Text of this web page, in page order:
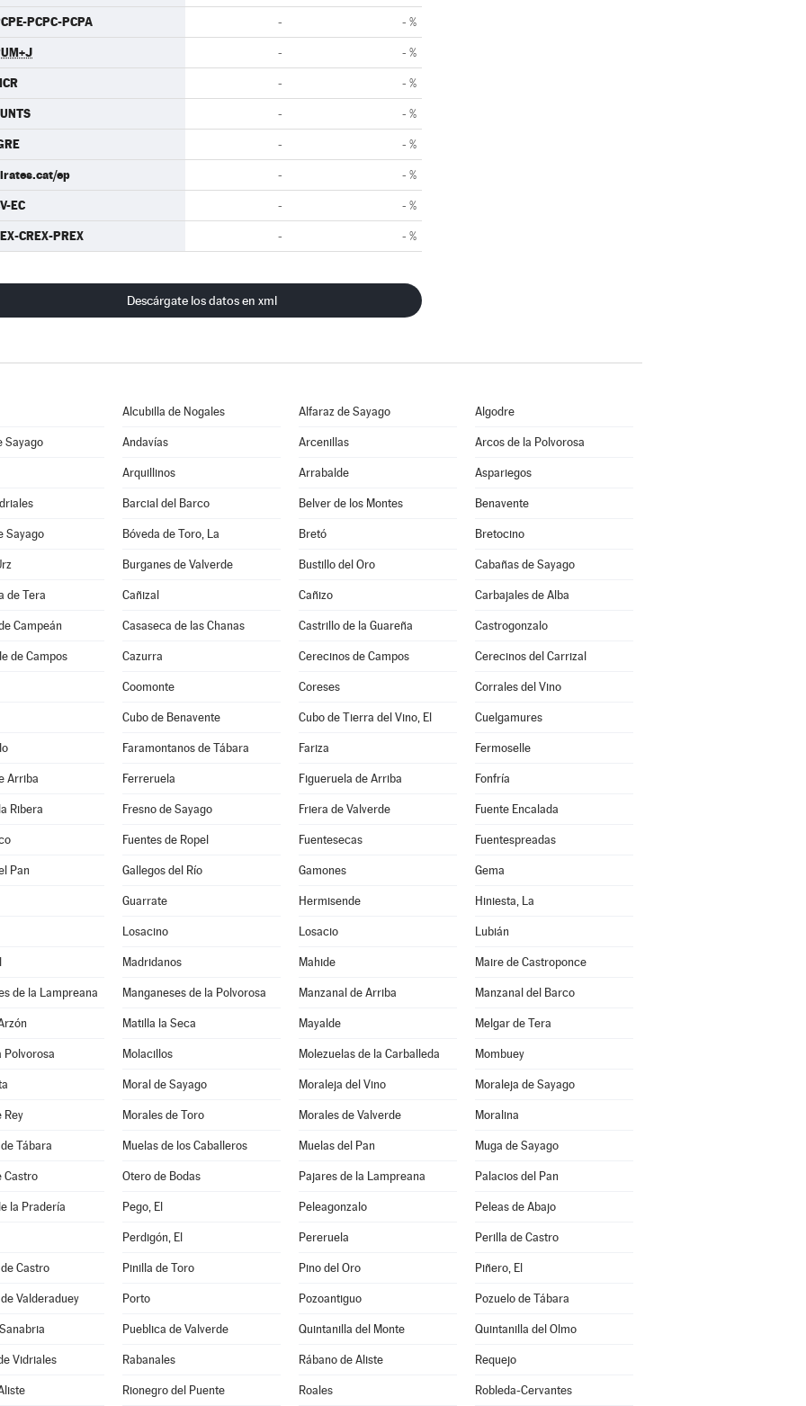
PCPC-PCPA - - %
- - %
- - %
- - %
- - %
ep - - %
EC - - %
CREX-PREX - - %
Descárgate los datos en xml
Alcubilla de Nogales Alfaraz de Sayago Algodre
Sayago Andavías Arcenillas Arcos de la Polvorosa
Arquillinos Arrabalde Aspariegos
Barcial del Barco Belver de los Montes Benavente
Sayago Bóveda de Toro, La Bretó Bretocino
Burganes de Valverde Bustillo del Oro Cabañas de Sayago
de Tera Cañizal Cañizo Carbajales de Alba
Campeán Casaseca de las Chanas Castrillo de la Guareña Castrogonzalo
de Campos Cazurra Cerecinos de Campos Cerecinos del Carrizal
Coomonte Coreses Corrales del Vino
Cubo de Benavente Cubo de Tierra del Vino, El Cuelgamures
Faramontanos de Tábara Fariza Fermoselle
Arriba Ferreruela Figueruela de Arriba Fonfría
Ribera Fresno de Sayago Friera de Valverde Fuente Encalada
Fuentes de Ropel Fuentesecas Fuentespreadas
Pan Gallegos del Río Gamones Gema
Guarrate Hermisende Hiniesta, La
Losacino Losacio Lubián
Madridanos Mahide Maire de Castroponce
de la Lampreana Manganeses de la Polvorosa Manzanal de Arriba Manzanal del Barco
Matilla la Seca Mayalde Melgar de Tera
Polvorosa Molacillos Molezuelas de la Carballeda Mombuey
Moral de Sayago Moraleja del Vino Moraleja de Sayago
Rey Morales de Toro Morales de Valverde Moralina
Tábara Muelas de los Caballeros Muelas del Pan Muga de Sayago
Castro Otero de Bodas Pajares de la Lampreana Palacios del Pan
la Pradería Pego, El Peleagonzalo Peleas de Abajo
Perdigón, El Pereruela Perilla de Castro
Castro Pinilla de Toro Pino del Oro Piñero, El
Valderaduey Porto Pozoantiguo Pozuelo de Tábara
Pueblica de Valverde Quintanilla del Monte Quintanilla del Olmo
Vidriales Rabanales Rábano de Aliste Requejo
Rionegro del Puente Roales Robleda-Cervantes